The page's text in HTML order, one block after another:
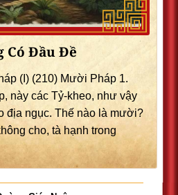
Có Ðầu Ðề
(I) (210) Mười Pháp 1.
này các Tỷ-kheo, như vậy
địa ngục. Thế nào là mười?
cho, tà hạnh trong